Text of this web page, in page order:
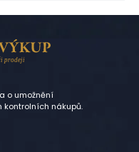
o umožnění
kontrolních nákupů.